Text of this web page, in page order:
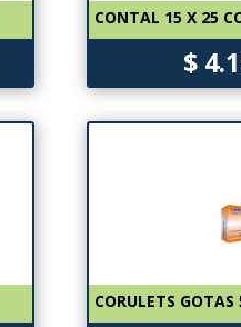
CONTAL 15 X 25
$
CORULETS GOTAS